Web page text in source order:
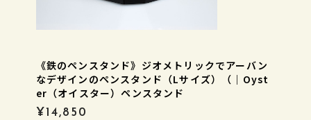
《鉄のペンスタンド》ジオメトリックでアーバン
なデザインのペンスタンド（Lサイズ）（｜Oyst
er（オイスター）ペンスタンド
¥14,850